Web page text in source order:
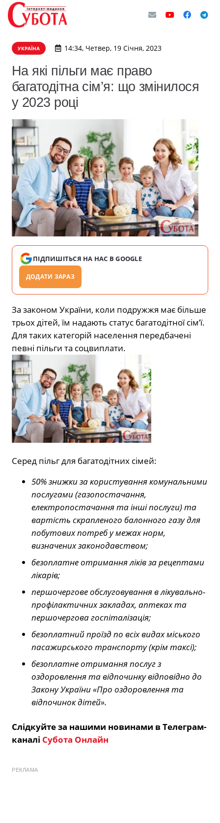
УКРАЇНА 14:34, Четвер, 19 Січня, 2023
На які пільги має право
багатодітна сім’я: що змінилося
у 2023 році
ПІДПИШІТЬСЯ НА НАС В GOOGLE
ДОДАТИ ЗАРАЗ
За законом України, коли подружжя має більше
трьох дітей, їм надають статус багатодітної сім’ї.
Для таких категорій населення передбачені
певні пільги та соцвиплати.
Серед пільг для багатодітних сімей:
50% знижки за користування комунальними
послугами (газопостачання,
електропостачання та інші послуги) та
вартість скрапленого балонного газу для
побутових потреб у межах норм,
визначених законодавством;
безоплатне отримання ліків за рецептами
лікарів;
першочергове обслуговування в лікувально-
профілактичних закладах, аптеках та
першочергова госпіталізація;
безоплатний проїзд по всіх видах міського
пасажирського транспорту (крім таксі);
безоплатне отримання послуг з
оздоровлення та відпочинку відповідно до
Закону України «Про оздоровлення та
відпочинок дітей».
Слідкуйте за нашими новинами в Телеграм-
каналі Субота Онлайн
РЕКЛАМА